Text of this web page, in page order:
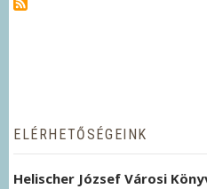
ELÉRHETŐSÉGEINK
Helischer József Városi